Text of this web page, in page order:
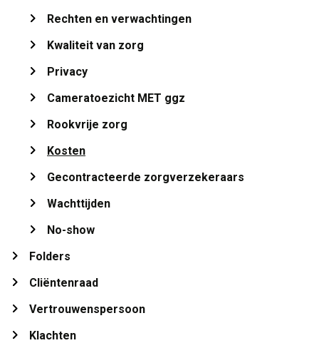
Rechten en verwachtingen
Kwaliteit van zorg
Privacy
Cameratoezicht MET ggz
Rookvrije zorg
Kosten
Gecontracteerde zorgverzekeraars
Wachttijden
No-show
Folders
Cliëntenraad
Vertrouwenspersoon
Klachten